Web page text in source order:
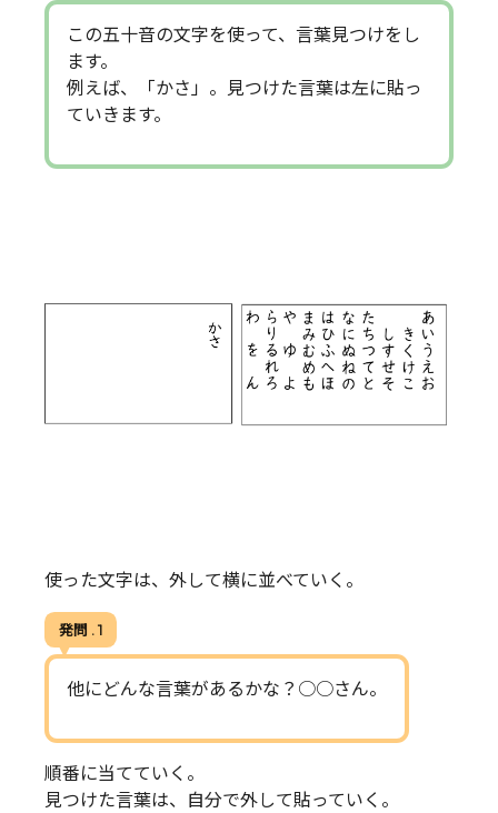
この五十音の文字を使って、言葉見つけをし
ます。
例えば、「かさ」。見つけた言葉は左に貼っ
ていきます。
使った文字は、外して横に並べていく。
発問 . 1
他にどんな言葉があるかな？○○さん。
順番に当てていく。
見つけた言葉は、自分で外して貼っていく。